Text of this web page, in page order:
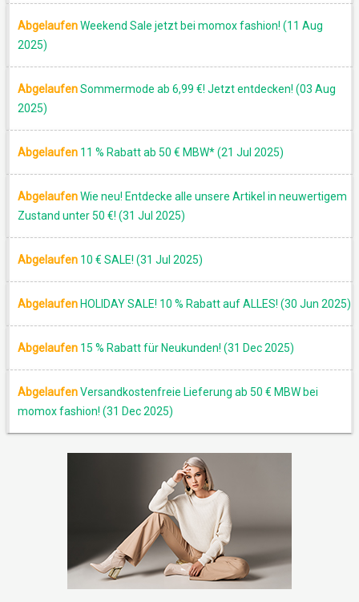
AbgelaufenWeekend Sale jetzt bei momox fashion! (11 Aug
2025)
AbgelaufenSommermode ab 6,99 €! Jetzt entdecken! (03 Aug
2025)
Abgelaufen 11 % Rabatt ab 50 € MBW* (21 Jul 2025)
AbgelaufenWie neu! Entdecke alle unsere Artikel in neuwertigem
Zustand unter 50 €! (31 Jul 2025)
Abgelaufen 10 € SALE! (31 Jul 2025)
Abgelaufen HOLIDAY SALE! 10 % Rabatt auf ALLES! (30 Jun 2025)
Abgelaufen 15 % Rabatt für Neukunden! (31 Dec 2025)
AbgelaufenVersandkostenfreie Lieferung ab 50 € MBW bei
momox fashion! (31 Dec 2025)